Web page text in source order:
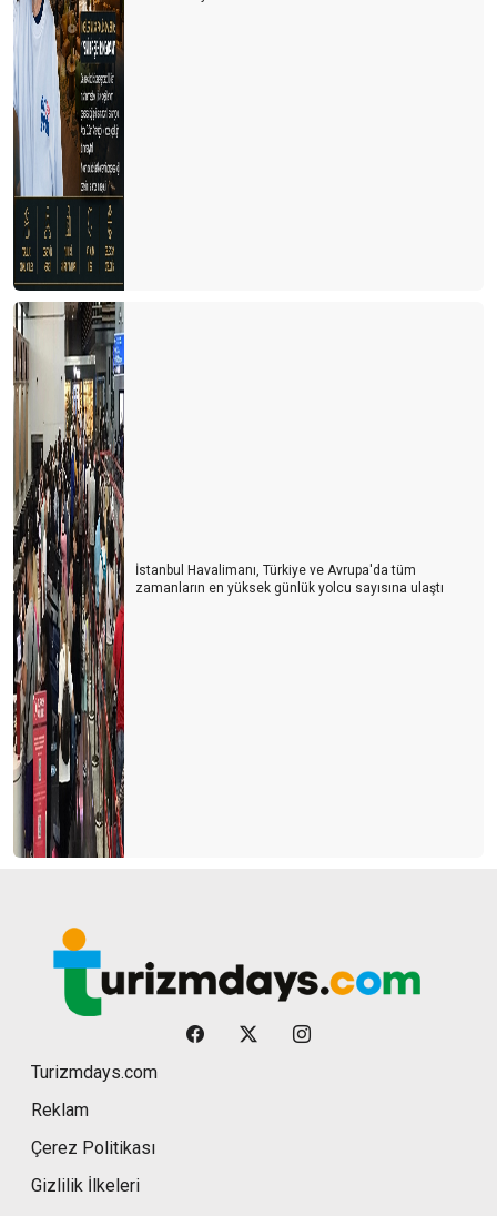
İstanbul Havalimanı, Türkiye ve Avrupa'da tüm
zamanların en yüksek günlük yolcu sayısına ulaştı
Turizmdays.com
Reklam
Çerez Politikası
Gizlilik İlkeleri